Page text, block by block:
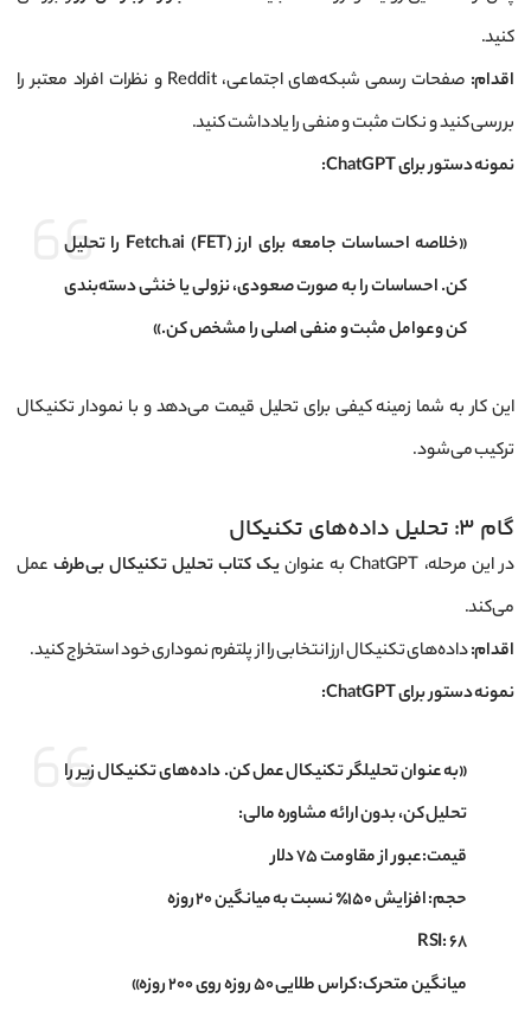
کنید.
اقدام:
صفحات رسمی شبکه‌های اجتماعی، Reddit و نظرات افراد معتبر را
بررسی کنید و نکات مثبت و منفی را یادداشت کنید.
نمونه دستور برای ChatGPT:
«خلاصه احساسات جامعه برای ارز Fetch.ai (FET) را تحلیل
کن. احساسات را به صورت صعودی، نزولی یا خنثی دسته‌بندی
کن و عوامل مثبت و منفی اصلی را مشخص کن.»
این کار به شما زمینه کیفی برای تحلیل قیمت می‌دهد و با نمودار تکنیکال
ترکیب می‌شود.
گام ۳: تحلیل داده‌های تکنیکال
در این مرحله، ChatGPT به عنوان یک کتاب تحلیل تکنیکال بی‌طرف عمل
می‌کند.
اقدام:داده‌های تکنیکال ارز انتخابی را از پلتفرم نموداری خود استخراج کنید.
نمونه دستور برای ChatGPT:
«به عنوان تحلیلگر تکنیکال عمل کن. داده‌های تکنیکال زیر را
تحلیل کن، بدون ارائه مشاوره مالی:
قیمت: عبور از مقاومت ۷۵ دلار
حجم: افزایش ۱۵۰٪ نسبت به میانگین ۲۰ روزه
RSI: ۶۸
میانگین متحرک: کراس طلایی ۵۰ روزه روی ۲۰۰ روزه»